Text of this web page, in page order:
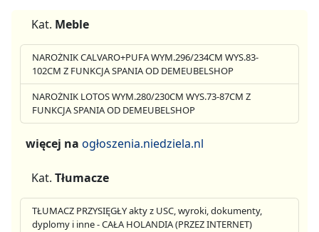
Kat. Meble
NAROŻNIK CALVARO+PUFA WYM.296/234CM WYS.83-
102CM Z FUNKCJA SPANIA OD DEMEUBELSHOP
NAROŻNIK LOTOS WYM.280/230CM WYS.73-87CM Z
FUNKCJA SPANIA OD DEMEUBELSHOP
więcej na ogłoszenia.niedziela.nl
Kat. Tłumacze
TŁUMACZ PRZYSIĘGŁY akty z USC, wyroki, dokumenty,
dyplomy i inne - CAŁA HOLANDIA (PRZEZ INTERNET)